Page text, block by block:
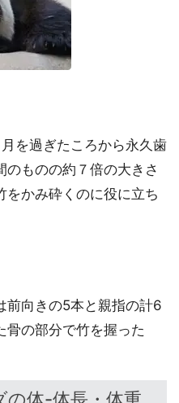
を過ぎたころから永久歯
のものの約７倍の大きさ
をかみ砕くのに役に立ち
向きの5本と親指の計6
骨の部分で竹を握った